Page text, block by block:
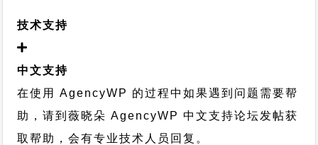
技术支持
中文支持
在使用 AgencyWP 的过程中如果遇到问题需要帮
助，请到薇晓朵 AgencyWP 中文支持论坛发帖获
取帮助，会有专业技术人员回复。